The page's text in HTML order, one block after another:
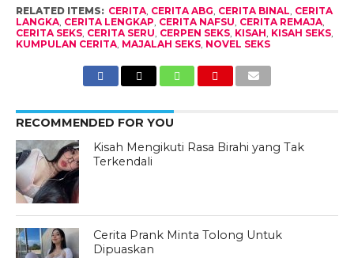
RELATED ITEMS: CERITA, CERITA ABG, CERITA BINAL, CERITA
LANGKA, CERITA LENGKAP, CERITA NAFSU, CERITA REMAJA,
CERITA SEKS, CERITA SERU, CERPEN SEKS, KISAH, KISAH SEKS,
KUMPULAN CERITA, MAJALAH SEKS, NOVEL SEKS
RECOMMENDED FOR YOU
Kisah Mengikuti Rasa Birahi yang Tak
Terkendali
Cerita Prank Minta Tolong Untuk
Dipuaskan